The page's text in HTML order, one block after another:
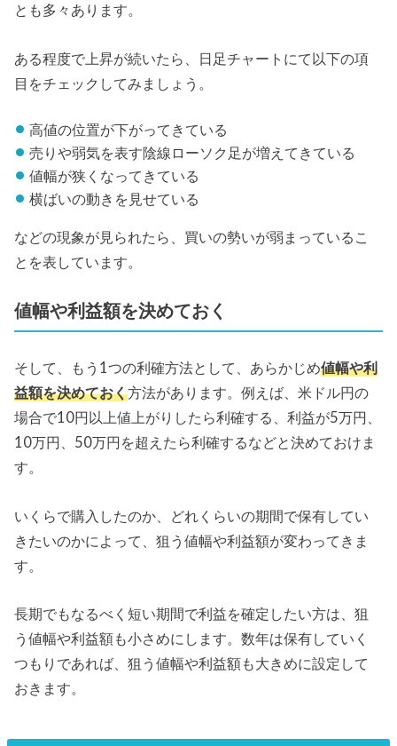
とも多々あります。
ある程度で上昇が続いたら、日足チャートにて以下の項
目をチェックしてみましょう。
高値の位置が下がってきている
売りや弱気を表す陰線ローソク足が増えてきている
値幅が狭くなってきている
横ばいの動きを見せている
などの現象が見られたら、買いの勢いが弱まっているこ
とを表しています。
値幅や利益額を決めておく
そして、もう1つの利確方法として、あらかじめ値幅や利
益額を決めておく方法があります。例えば、米ドル円の
場合で10円以上値上がりしたら利確する、利益が5万円、
10万円、50万円を超えたら利確するなどと決めておけま
す。
いくらで購入したのか、どれくらいの期間で保有してい
きたいのかによって、狙う値幅や利益額が変わってきま
す。
長期でもなるべく短い期間で利益を確定したい方は、狙
う値幅や利益額も小さめにします。数年は保有していく
つもりであれば、狙う値幅や利益額も大きめに設定して
おきます。